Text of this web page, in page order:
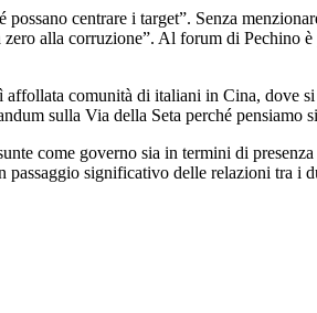
centrare i target”. Senza
alla corruzione”. Al forum di Pechino
comunità di italiani in Cina, dove
sulla Via della Seta perché pensiamo
come governo sia in termini di
significativo delle relazioni tra